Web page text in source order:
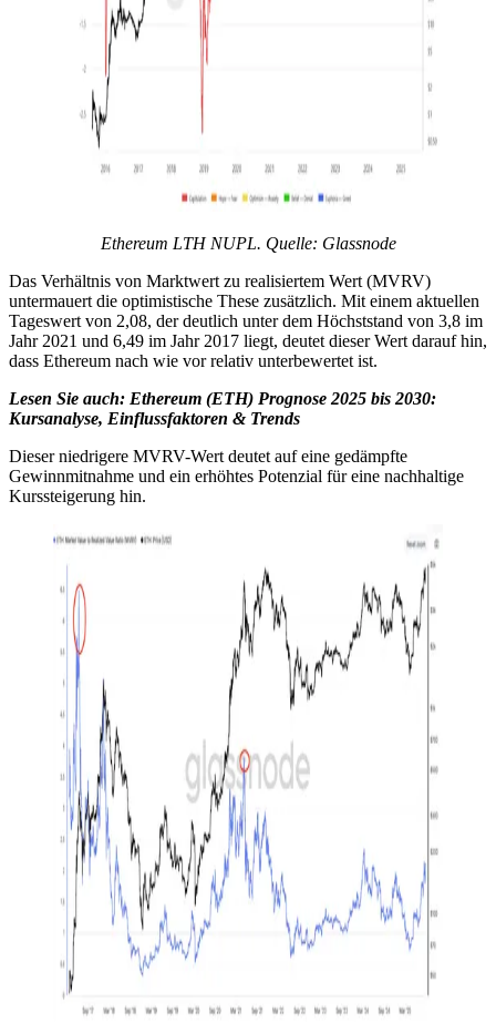
Ethereum LTH NUPL. Quelle: Glassnode
Das Verhältnis von Marktwert zu realisiertem Wert (MVRV)
untermauert die optimistische These zusätzlich. Mit einem aktuellen
Tageswert von 2,08, der deutlich unter dem Höchststand von 3,8 im
Jahr 2021 und 6,49 im Jahr 2017 liegt, deutet dieser Wert darauf hin,
dass Ethereum nach wie vor relativ unterbewertet ist.
Lesen Sie auch: Ethereum (ETH) Prognose 2025 bis 2030:
Kursanalyse, Einflussfaktoren & Trends
Dieser niedrigere MVRV-Wert deutet auf eine gedämpfte
Gewinnmitnahme und ein erhöhtes Potenzial für eine nachhaltige
Kurssteigerung hin.